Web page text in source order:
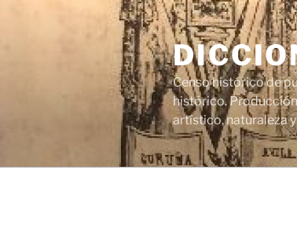
Censo histórico de
histórico.
artístico, naturaleza